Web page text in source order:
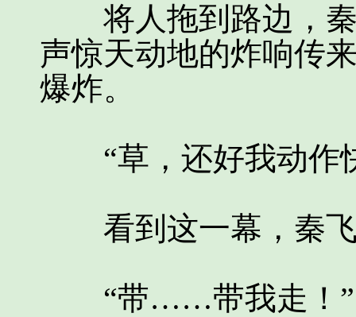
将人拖到路边，秦
声惊天动地的炸响传
爆炸。
“草，还好我动作
看到这一幕，秦飞
“带……带我走！”